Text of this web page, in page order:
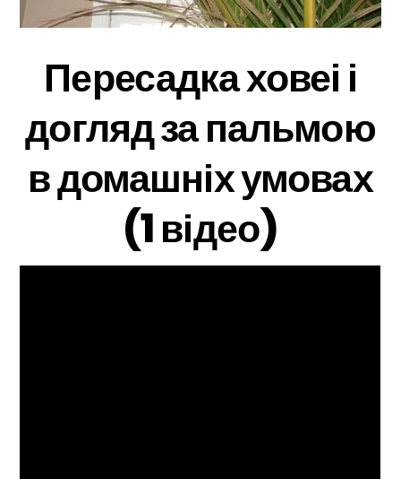
Пересадка ховеі і
догляд за пальмою
в домашніх умовах
(1 відео)